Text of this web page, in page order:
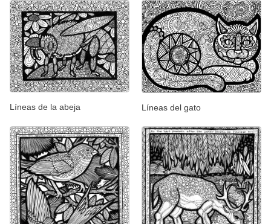
Líneas de la abeja Líneas del gato